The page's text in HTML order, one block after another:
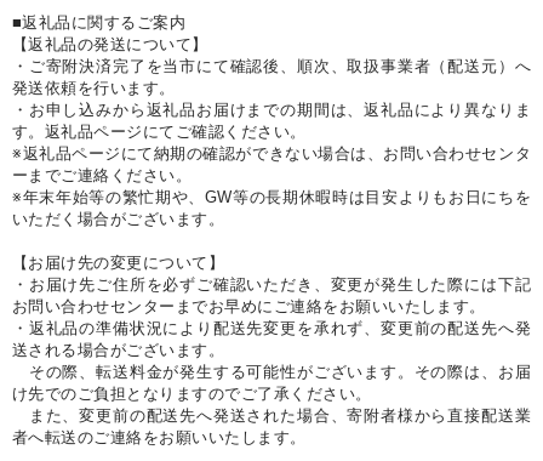
■返礼品に関するご案内
【返礼品の発送について】
・ご寄附決済完了を当市にて確認後、順次、取扱事業者（配送元）へ
発送依頼を行います。
・お申し込みから返礼品お届けまでの期間は、返礼品により異なりま
す。返礼品ページにてご確認ください。
※返礼品ページにて納期の確認ができない場合は、お問い合わせセンタ
ーまでご連絡ください。
※年末年始等の繁忙期や、GW等の長期休暇時は目安よりもお日にちを
いただく場合がございます。
【お届け先の変更について】
・お届け先ご住所を必ずご確認いただき、変更が発生した際には下記
お問い合わせセンターまでお早めにご連絡をお願いいたします。
・返礼品の準備状況により配送先変更を承れず、変更前の配送先へ発
送される場合がございます。
その際、転送料金が発生する可能性がございます。その際は、お届
け先でのご負担となりますのでご了承ください。
また、変更前の配送先へ発送された場合、寄附者様から直接配送業
者へ転送のご連絡をお願いいたします。